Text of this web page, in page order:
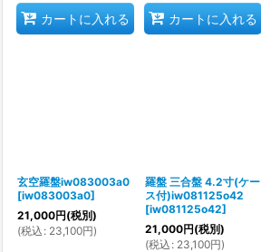
カートに入れる カートに入れる
玄空羅盤iw083003a0
[iw083003a0]
21,000円(税別)
(税込 : 23,100円)
羅盤 三合盤 4.2寸(ケー
ス付)iw081125o42
[iw081125o42]
21,000円(税別)
(税込 : 23,100円)